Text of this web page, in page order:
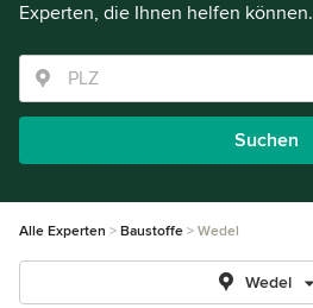
Experten, die Ihnen helfen können.
Suchen
Alle Experten Baustoffe Wedel
Wedel